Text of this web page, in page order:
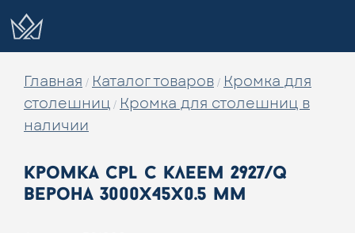
Главная / Каталог товаров / Кромка для
столешниц / Кромка для столешниц в
наличии
кромка cpl с клеем 2927/q
верона 3000x45x0.5 мм